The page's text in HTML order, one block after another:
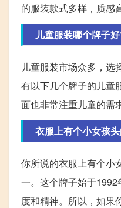
的服装款式多样，质感
儿童服装哪个牌子
儿童服装市场众多，
有以下几个牌子的儿童
面也非常注重儿童的需
衣服上有个小女孩
你所说的衣服上有个小
一。这个牌子始于
度和精神。所以，如果